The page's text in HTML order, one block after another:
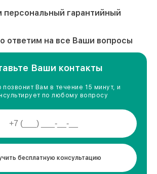
гарантийный
ответим на все Ваши вопросы
Ваши контакты
Вам в течение 15 минут, и
по любому вопросу
бесплатную консультацию